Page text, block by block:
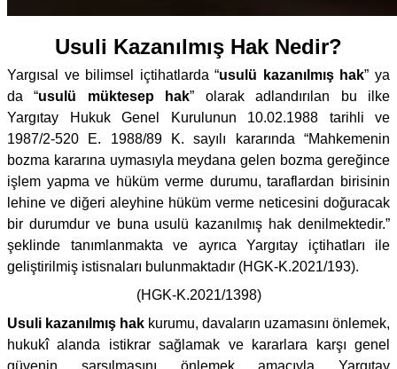
Usuli Kazanılmış Hak Nedir?
Yargısal ve bilimsel içtihatlarda “usulü kazanılmış hak” ya
da “usulü müktesep hak” olarak adlandırılan bu ilke
Yargıtay Hukuk Genel Kurulunun 10.02.1988 tarihli ve
1987/2-520 E. 1988/89 K. sayılı kararında “Mahkemenin
bozma kararına uymasıyla meydana gelen bozma gereğince
işlem yapma ve hüküm verme durumu, taraflardan birisinin
lehine ve diğeri aleyhine hüküm verme neticesini doğuracak
bir durumdur ve buna usulü kazanılmış hak denilmektedir.”
şeklinde tanımlanmakta ve ayrıca Yargıtay içtihatları ile
geliştirilmiş istisnaları bulunmaktadır (HGK-K.2021/193).
(HGK-K.2021/1398)
Usuli kazanılmış hak kurumu, davaların uzamasını önlemek,
hukukî alanda istikrar sağlamak ve kararlara karşı genel